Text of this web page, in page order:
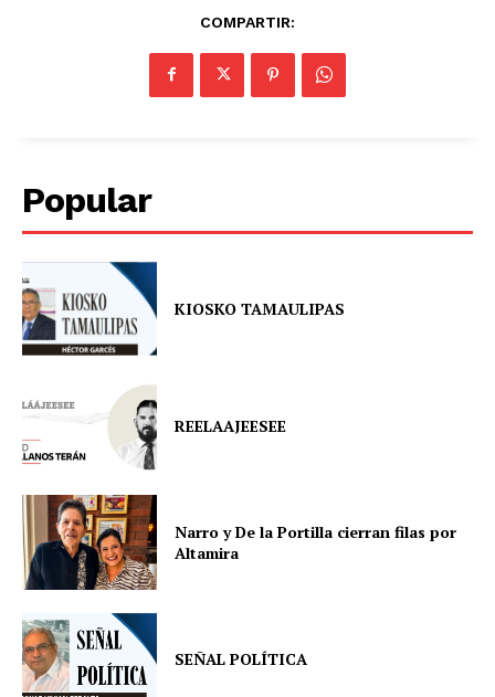
COMPARTIR:
Popular
KIOSKO TAMAULIPAS
REELAAJEESEE
Narro y De la Portilla cierran filas por
Altamira
SEÑAL POLÍTICA